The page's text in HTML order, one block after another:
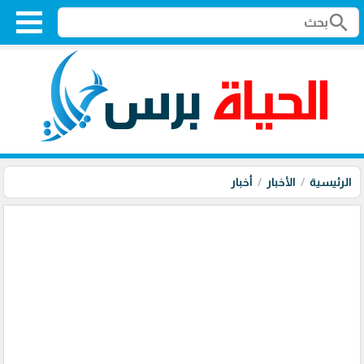
search
الرئيسية الأخبار أخبار